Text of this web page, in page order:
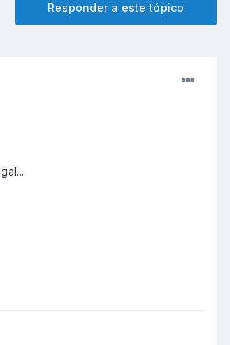
Responder a este tópico